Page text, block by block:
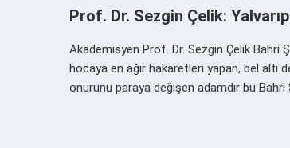
Prof. Dr. Sezgin Çelik:
Akademisyen Prof. Dr. Sezgin Çelik Bahri
hocaya en ağır hakaretleri yapan, bel altı
onurunu paraya değişen adamdır bu